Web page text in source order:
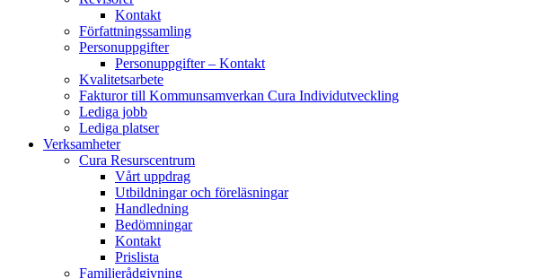
Kontakt
Författningssamling
Personuppgifter
Personuppgifter – Kontakt
Kvalitetsarbete
Fakturor till Kommunsamverkan Cura Individutveckling
Lediga jobb
Lediga platser
Verksamheter
Cura Resurscentrum
Vårt uppdrag
Utbildningar och föreläsningar
Handledning
Bedömningar
Kontakt
Prislista
Familjerådgivning